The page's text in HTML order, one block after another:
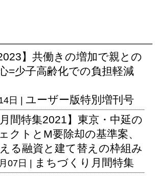
】共働きの増加で親との
=少子高齢化での負担軽減
日 | ユーザー版特別増刊号
間特集2021】東京・中延の
クトとM要除却の基準案、
る融資と建て替えの枠組み
07日 | まちづくり月間特集